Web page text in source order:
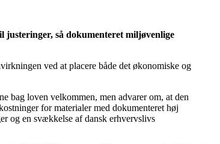
så dokumenteret miljøvenlige
ved at placere både det økonomiske og
bag loven velkommen, men advarer om, at den
for materialer med dokumenteret høj
og en svækkelse af dansk erhvervslivs